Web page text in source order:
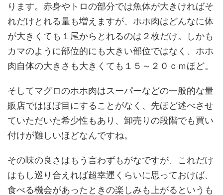
ります。赤身やトロの部分では魚体が大きければそ
れだけとれる量も増えますが、ホホ肉はどんなに体
が大きくても１尾からとれるのは２枚だけ。しかも
カマのように部位的にも大きい部位ではなく、ホホ
肉自体の大きさも大きくても１５～２０ｃｍほど。
そしてマグロのホホ肉はスーパーなどの一般的な量
販店ではほぼ目にすることがなく、先ほど述べさせ
ていただいた希少性もあり、卸売りの段階でも買い
付けが難しいほどなんですね。
その味の良さはもう言わずもがなですが、これだけ
はもし巡り合えれば超幸運くらいに思っておけば、
食べる機会があったときの楽しみも上がるというも